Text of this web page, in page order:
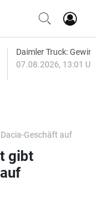
Daimler Truck:
07.08.2026, 13:01
Geschäft auf
gibt